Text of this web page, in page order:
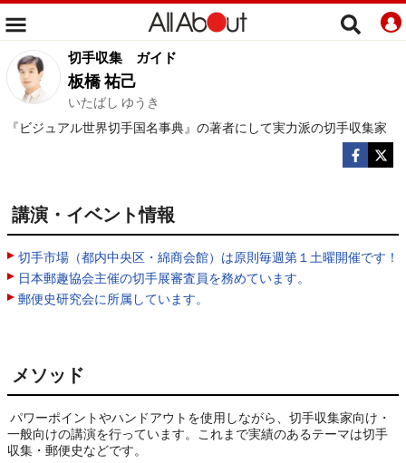
切手収集 ガイド
板橋 祐己
いたばし ゆうき
『ビジュアル世界切手国名事典』の著者にして実力派の切手収集家
講演・イベント情報
切手市場（都内中央区・綿商会館）は原則毎週第１土曜開催です！
日本郵趣協会主催の切手展審査員を務めています。
郵便史研究会に所属しています。
メソッド
パワーポイントやハンドアウトを使用しながら、切手収集家向け・
一般向けの講演を行っています。これまで実績のあるテーマは切手
収集・郵便史などです。